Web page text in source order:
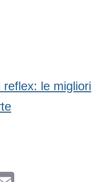
le migliori